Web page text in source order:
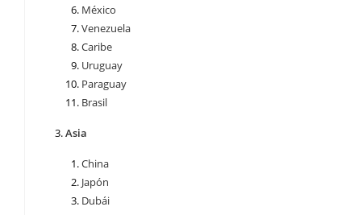
México
Venezuela
Caribe
Uruguay
Paraguay
Brasil
Asia
China
Japón
Dubái